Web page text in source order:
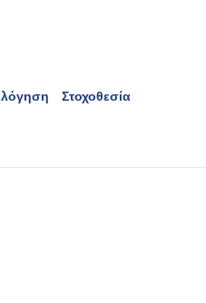
Στοχοθεσία